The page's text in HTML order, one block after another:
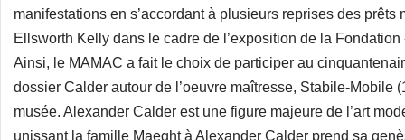
manifestations en s’accordant à plusieurs reprises des
Ellsworth Kelly dans le cadre de l’exposition de la
Ainsi, le MAMAC a fait le choix de participer au
dossier Calder autour de l’oeuvre maîtresse, Stabile-Mobile
musée. Alexander Calder est une figure majeure de l’art
unissant la famille Maeght à Alexander Calder prend sa